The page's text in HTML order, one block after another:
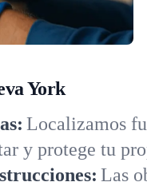
York
Localizamos
y protege tu
Las